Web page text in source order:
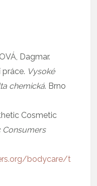
Dagmar.
práce. Vysoké
chemická. Brno
Cosmetic
Consumers
bodycare/t